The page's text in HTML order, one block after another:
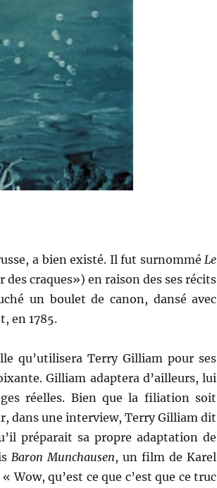
a bien existé. Il fut surnomméLe
craques») en raison des ses récits
un boulet de canon, dansé avec
en 1785.
qu’utilisera Terry Gilliam pour ses
Gilliam adaptera d’ailleurs, lui
réelles. Bien que la filiation soit
dans une interview, Terry Gilliam dit
préparait sa propre adaptation de
Baron Munchausen, un film de Karel
qu’est ce que c’est que ce truc